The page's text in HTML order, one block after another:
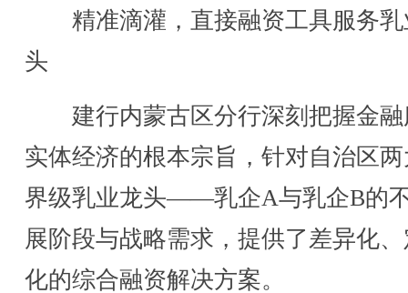
精准滴灌，直接融资工具服务乳
头
建行内蒙古区分行深刻把握金融
实体经济的根本宗旨，针对自治区
界级乳业龙头——乳企A与乳企B的
展阶段与战略需求，提供了差异化
化的综合融资解决方案。